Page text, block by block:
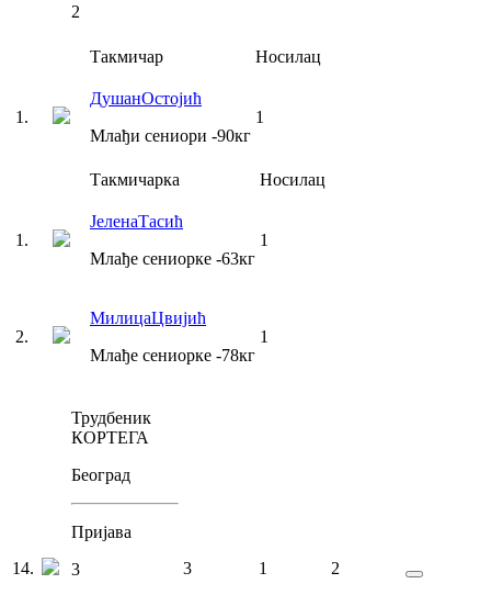
2
Такмичар Носилац
1 .
ДушанОстојић
Млађи сениори -90кг
1
Такмичарка Носилац
1 .
ЈеленаТасић
Млађе сениорке -63кг
1
2.
МилицаЦвијић
Млађе сениорке -78кг
1
14.
Трудбеник
КОРТЕГА
Београд
Пријава
3
3 1 2